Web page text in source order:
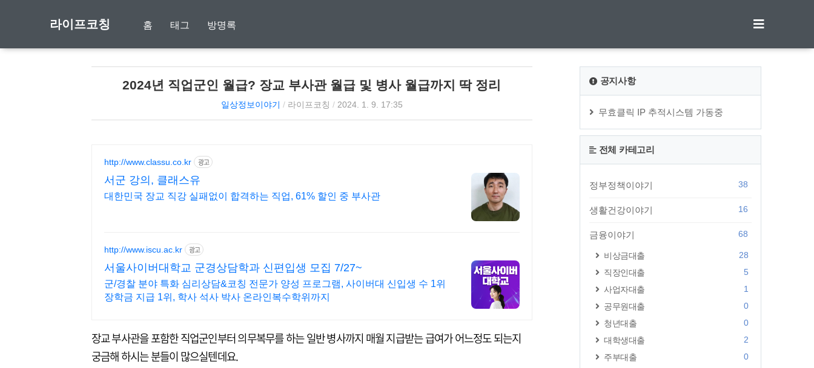
라이프코칭 홈 태그 방명록
2024년 직업군인 월급? 장교 부사관 월급 및 병사 월급까지 딱 정리
일상정보이야기 / 라이프코칭 / 2024. 1. 9. 17:35
http://www.classu.co.kr 광고
서군 강의, 클래스유
대한민국 장교 직강 실패없이 합격하는 직업, 61% 할인 중 부사관
http://www.iscu.ac.kr 광고
서울사이버대학교 군경상담학과 신편입생 모집 7/27~
군/경찰 분야 특화 심리상담&코칭 전문가 양성 프로그램, 사이버대 신입생 수 1위
장학금 지급 1위, 학사 석사 박사 온라인복수학위까지
장교 부사관을 포함한 직업군인부터 의무복무를 하는 일반 병사까지 매월 지급받는 급여가 어느정도 되는지
궁금해 하시는 분들이 많으실텐데요.
공지사항
무효클릭 IP 추적시스템 가동중
전체 카테고리
정부정책이야기 38
생활건강이야기 16
금융이야기 68
비상금대출
28
직장인대출
5
사업자대출
1
공무원대출
0
청년대출
0
대학생대출
2
주부대출
0